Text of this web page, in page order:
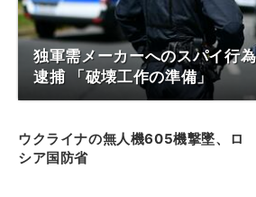
独軍需メーカーへのスパイ行
逮捕 「破壊工作の準備」
ウクライナの無人機605機撃墜、ロ
シア国防省